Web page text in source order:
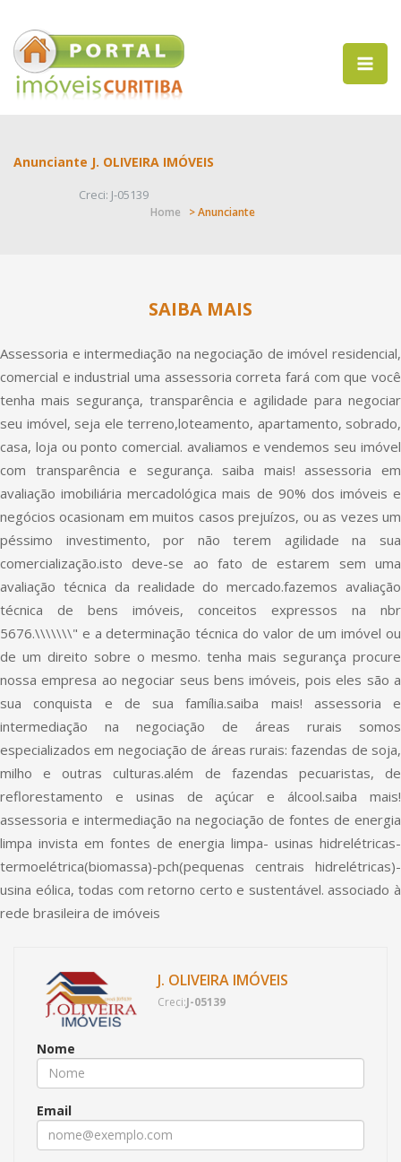
Anunciante J. OLIVEIRA IMÓVEIS
Creci: J-05139
Home > Anunciante
SAIBA MAIS
Assessoria e intermediação na negociação de imóvel residencial,
comercial e industrial uma assessoria correta fará com que você
tenha mais segurança, transparência e agilidade para negociar
seu imóvel, seja ele terreno,loteamento, apartamento, sobrado,
casa, loja ou ponto comercial. avaliamos e vendemos seu imóvel
com transparência e segurança. saiba mais! assessoria em
avaliação imobiliária mercadológica mais de 90% dos imóveis e
negócios ocasionam em muitos casos prejuízos, ou as vezes um
péssimo investimento, por não terem agilidade na sua
comercialização.isto deve-se ao fato de estarem sem uma
avaliação técnica da realidade do mercado.fazemos avaliação
técnica de bens imóveis, conceitos expressos na nbr
5676.\\\\\\\" e a determinação técnica do valor de um imóvel ou
de um direito sobre o mesmo. tenha mais segurança procure
nossa empresa ao negociar seus bens imóveis, pois eles são a
sua conquista e de sua família.saiba mais! assessoria e
intermediação na negociação de áreas rurais somos
especializados em negociação de áreas rurais: fazendas de soja,
milho e outras culturas.além de fazendas pecuaristas, de
reflorestamento e usinas de açúcar e álcool.saiba mais!
assessoria e intermediação na negociação de fontes de energia
limpa invista em fontes de energia limpa- usinas hidrelétricas-
termoelétrica(biomassa)-pch(pequenas centrais hidrelétricas)-
usina eólica, todas com retorno certo e sustentável. associado à
rede brasileira de imóveis
J. OLIVEIRA IMÓVEIS
Creci:J-05139
Nome
Email